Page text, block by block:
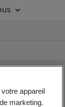
appareil
marketing.